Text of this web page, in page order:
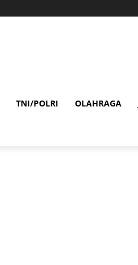
TNI/POLRI OLAHRAGA